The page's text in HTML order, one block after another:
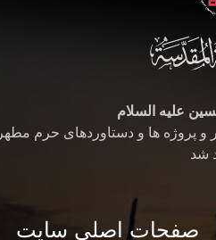
علیه السلام
و پروژه ها و دستاوردهای حرم مطهر
شد
صفحات اصلی سایت